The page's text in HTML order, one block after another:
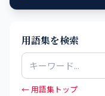
用語集を検索
← 用語集トップ